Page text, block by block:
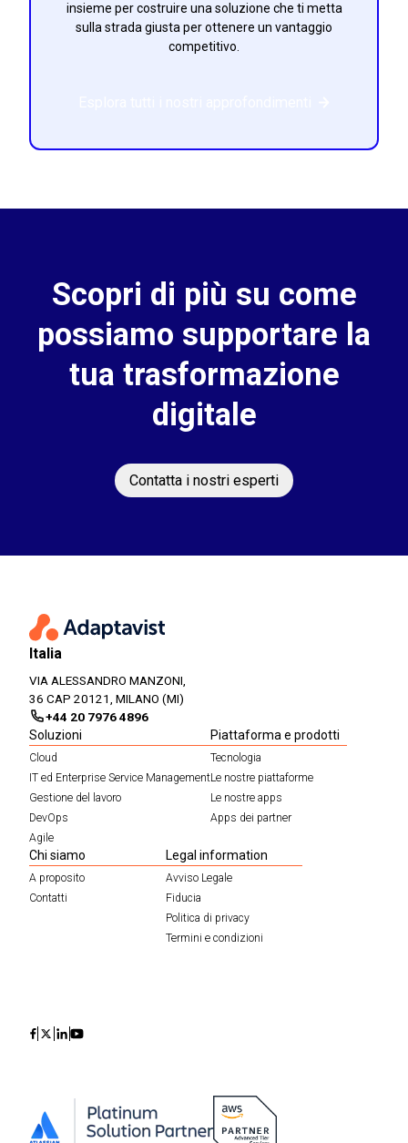
insieme per costruire una soluzione che ti metta
sulla strada giusta per ottenere un vantaggio
competitivo.
Scopri di più su come
possiamo supportare la
tua trasformazione
digitale
Contatta i nostri esperti
Italia
VIA ALESSANDRO MANZONI,
36 CAP 20121, MILANO (MI)
+44 20 7976 4896
Soluzioni
Cloud
IT ed Enterprise Service Management
Gestione del lavoro
DevOps
Agile
Piattaforma e prodotti
Tecnologia
Le nostre piattaforme
Le nostre apps
Apps dei partner
Chi siamo
A proposito
Contatti
Legal information
Avviso Legale
Fiducia
Politica di privacy
Termini e condizioni
IconIconIconIcon